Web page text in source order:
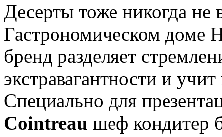
Десерты тоже никогда
Гастрономическом доме
бренд разделяет
экстравагантности и
Специально для
Cointreau шеф кондитер